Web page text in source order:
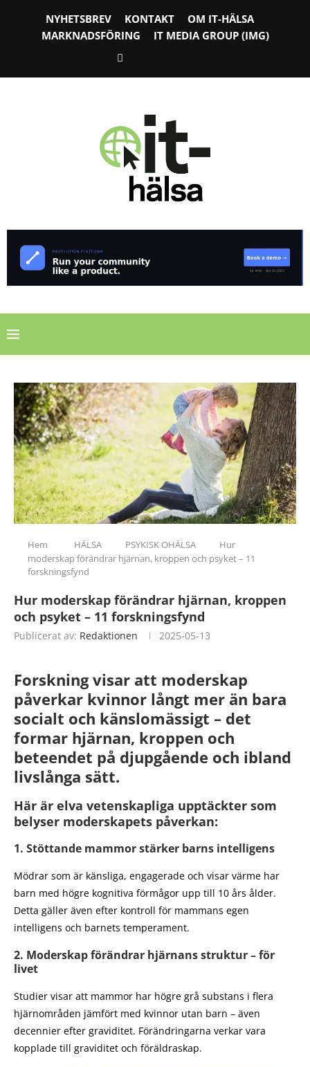
NYHETSBREV KONTAKT
OM IT-HÄLSA
MARKNADSFÖRING
IT MEDIA GROUP (IMG)
Hem HÄLSA PSYKISK OHÄLSA
Hur
moderskap förändrar hjärnan, kroppen och psyket – 11
forskningsfynd
Hur moderskap förändrar hjärnan, kroppen
och psyket – 11 forskningsfynd
Publicerat av: Redaktionen 2025-05-13
Forskning visar att moderskap
påverkar kvinnor långt mer än bara
socialt och känslomässigt – det
formar hjärnan, kroppen och
beteendet på djupgående och ibland
livslånga sätt.
Här är elva vetenskapliga upptäckter som
belyser moderskapets påverkan:
1. Stöttande mammor stärker barns intelligens
Mödrar som är känsliga, engagerade och visar värme har
barn med högre kognitiva förmågor upp till 10 års ålder.
Detta gäller även efter kontroll för mammans egen
intelligens och barnets temperament.
2. Moderskap förändrar hjärnans struktur – för
livet
Studier visar att mammor har högre grå substans i flera
hjärnområden jämfört med kvinnor utan barn – även
decennier efter graviditet. Förändringarna verkar vara
kopplade till graviditet och föräldraskap.